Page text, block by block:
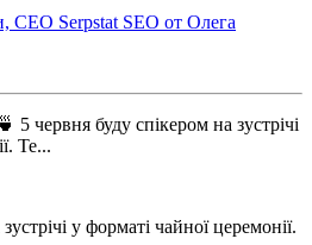
SEO от Олега
у форматі чайної церемонії.